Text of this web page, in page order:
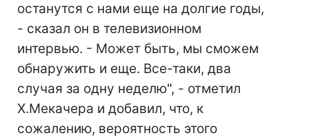
останутся с нами еще на долгие годы,
- сказал он в телевизионном
интервью. - Может быть, мы сможем
обнаружить и еще. Все-таки, два
случая за одну неделю", - отметил
Х.Мекачера и добавил, что, к
сожалению, вероятность этого